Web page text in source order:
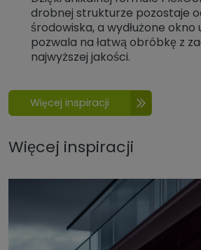
drobnej strukturze pozostaje
środowiska, a wydłużone
pozwala na łatwą obróbkę z
najwyższej jakości.
Więcej inspiracji
Więcej inspiracji